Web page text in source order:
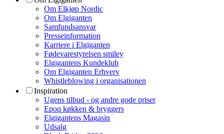
Om Elkjøp Nordic
Om Elgiganten
Samfundsansvar
Presseinformation
Karriere i Elgiganten
Fødevarestyrelsen smiley
Elgigantens Kundeklub
Om Elgiganten Erhverv
Whistleblowing i organisationen
Inspiration
Ugens tilbud - og andre gode priser
Epoq køkken & bryggers
Elgigantens Magasin
Udsalg